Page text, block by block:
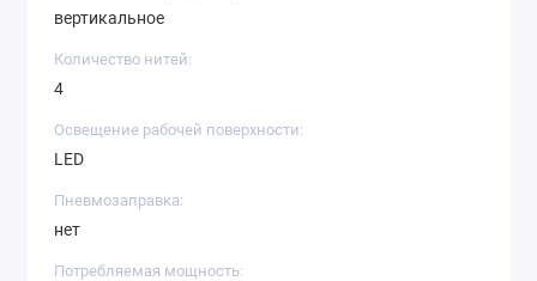
вертикальное
Количество нитей:
4
Освещение рабочей поверхности:
LED
Пневмозаправка:
нет
Потребляемая мощность: